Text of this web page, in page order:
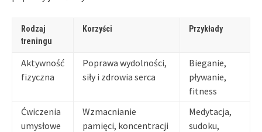
Rodzaj
treningu
Korzyści Przykłady
Aktywność
fizyczna
Poprawa wydolności,
siły i zdrowia serca
Bieganie,
pływanie,
fitness
Ćwiczenia
umysłowe
Wzmacnianie
pamięci, koncentracji
Medytacja,
sudoku,